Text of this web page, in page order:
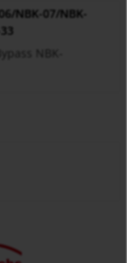
NBK-07/NBK-
NBK-